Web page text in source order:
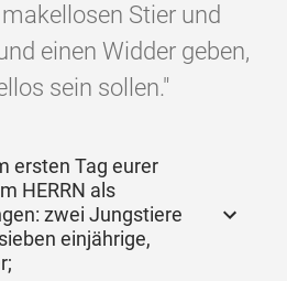
Stier und
einen Widder geben,
sein sollen."
ersten Tag eurer
HERRN als
zwei Jungstiere
einjährige,